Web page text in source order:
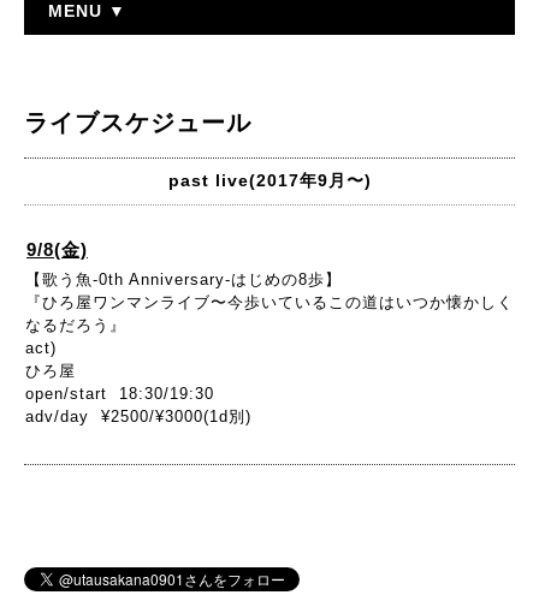
MENU ▼
ライブスケジュール
past live(2017年9月〜)
9/8(金)
【歌う魚-0th Anniversary-はじめの8歩】
『ひろ屋ワンマンライブ〜今歩いているこの道はいつか懐かしく
なるだろう』
act)
ひろ屋
open/start 18:30/19:30
adv/day ¥2500/¥3000(1d別)